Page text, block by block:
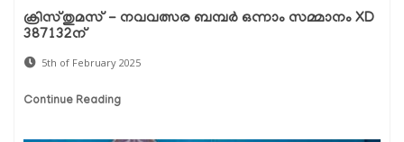
ക്രിസ്തുമസ് - നവവത്സര ബമ്പർ ഒന്നാം സമ്മാനം XD
387132ന്
5th of February 2025
Continue Reading